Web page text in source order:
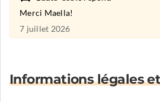
Merci Maella!
7 juillet 2026
Informations légales